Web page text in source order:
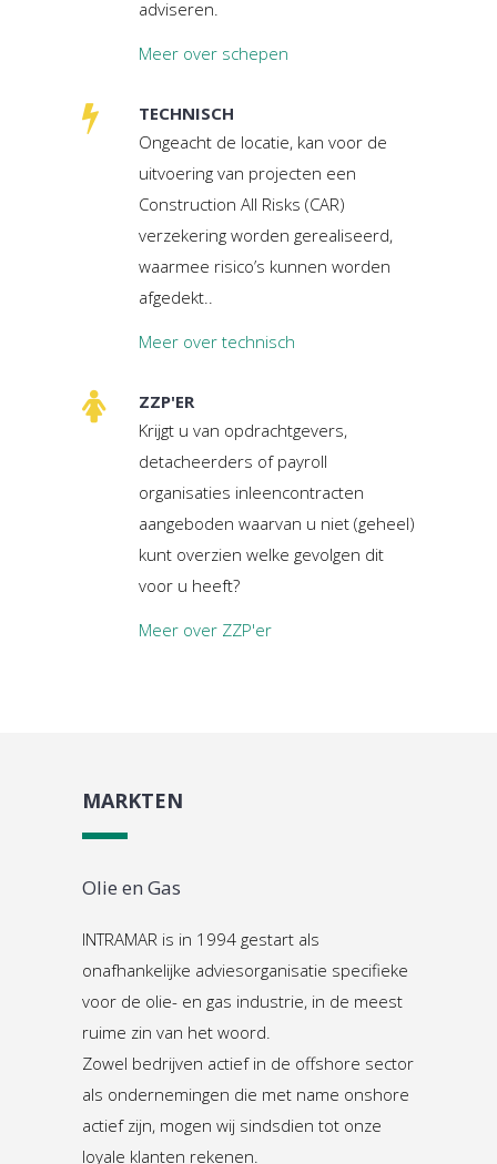
adviseren.
Meer over schepen
TECHNISCH
Ongeacht de locatie, kan voor de
uitvoering van projecten een
Construction All Risks (CAR)
verzekering worden gerealiseerd,
waarmee risico’s kunnen worden
afgedekt..
Meer over technisch
ZZP'ER
Krijgt u van opdrachtgevers,
detacheerders of payroll
organisaties inleencontracten
aangeboden waarvan u niet (geheel)
kunt overzien welke gevolgen dit
voor u heeft?
Meer over ZZP'er
MARKTEN
Olie en Gas
INTRAMAR is in 1994 gestart als
onafhankelijke adviesorganisatie specifieke
voor de olie- en gas industrie, in de meest
ruime zin van het woord.
Zowel bedrijven actief in de offshore sector
als ondernemingen die met name onshore
actief zijn, mogen wij sindsdien tot onze
loyale klanten rekenen.